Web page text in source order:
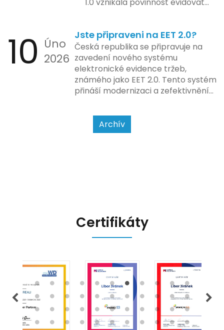
bezhotovostní transakci – nově
se má tato povinnost odvíjet od
povahy podnikatelské činnosti a
způsobu interakce se
zákazníkem.
10 Úno
2026
Jste připraveni na EET 2.0?
Česká republika se připravuje na
zavedení nového systému
elektronické evidence tržeb,
známého jako EET 2.0. Tento systém
přináší modernizaci a zefektivnění
usnadnit život podnikatelům i
kontrolním orgánům. Podívejme se
na hlavní změny, které EET 2.0
Archív
Certifikáty